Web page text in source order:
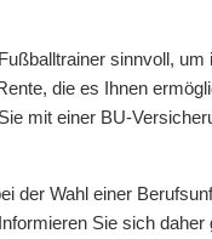
sinnvoll,
die es Ihnen
mit einer BU-
der Wahl einer
Sie sich